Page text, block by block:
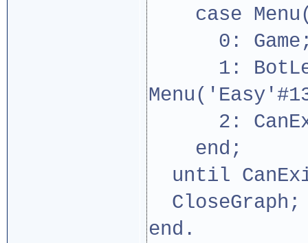
case
0:
1:
2:
end;
until
CloseGraph;
end.